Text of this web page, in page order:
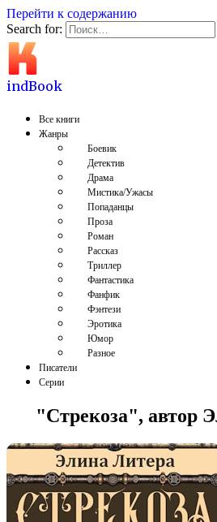
Перейти к содержанию
Search for:
indBook
Все книги
Жанры
Боевик
Детектив
Драма
Мистика/Ужасы
Попаданцы
Проза
Роман
Рассказ
Триллер
Фантастика
Фанфик
Фэнтези
Эротика
Юмор
Разное
Писатели
Серии
"Стрекоза", автор